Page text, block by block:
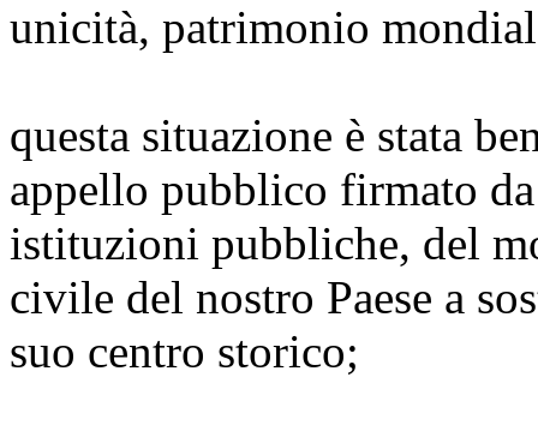
unicità, patrimonio
questa situazione è stata
appello pubblico firmato
istituzioni pubbliche, del
civile del nostro Paese a
suo centro storico;